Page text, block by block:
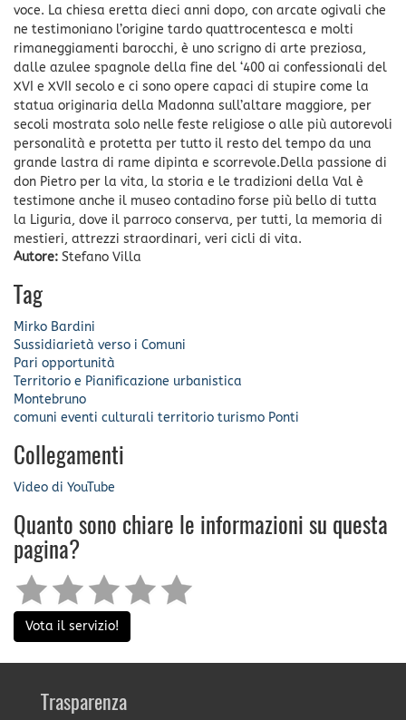
voce. La chiesa eretta dieci anni dopo, con arcate ogivali che
ne testimoniano l’origine tardo quattrocentesca e molti
rimaneggiamenti barocchi, è uno scrigno di arte preziosa,
dalle azulee spagnole della fine del ‘400 ai confessionali del
XVI e XVII secolo e ci sono opere capaci di stupire come la
statua originaria della Madonna sull’altare maggiore, per
secoli mostrata solo nelle feste religiose o alle più autorevoli
personalità e protetta per tutto il resto del tempo da una
grande lastra di rame dipinta e scorrevole.Della passione di
don Pietro per la vita, la storia e le tradizioni della Val è
testimone anche il museo contadino forse più bello di tutta
la Liguria, dove il parroco conserva, per tutti, la memoria di
mestieri, attrezzi straordinari, veri cicli di vita.
Autore: Stefano Villa
Tag
Mirko Bardini
Sussidiarietà verso i Comuni
Pari opportunità
Territorio e Pianificazione urbanistica
Montebruno
comuni eventi culturali territorio turismo Ponti
Collegamenti
Video di YouTube
Quanto sono chiare le informazioni su questa
pagina?
Vota il servizio!
Trasparenza